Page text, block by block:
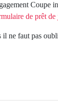
Coupe
de prêt de
il ne faut pas